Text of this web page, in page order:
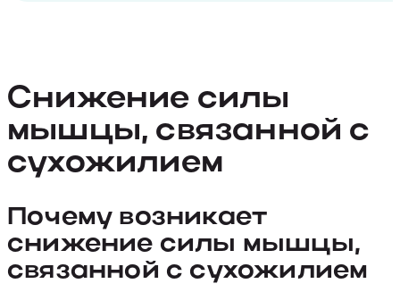
Снижение силы
мышцы, связанной с
сухожилием
Почему возникает
снижение силы мышцы,
связанной с сухожилием